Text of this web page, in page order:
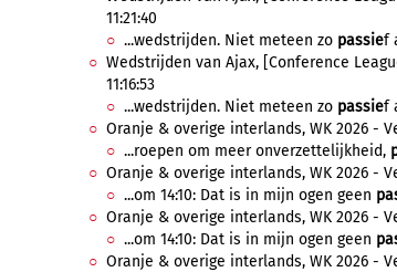
11:21:40
...wedstrijden. Niet meteen zo passief
Wedstrijden van Ajax, [Conference
11:16:53
...wedstrijden. Niet meteen zo passief
Oranje & overige interlands, WK 2026 -
...roepen om meer onverzettelijkheid,
Oranje & overige interlands, WK 2026 -
...om 14:10: Dat is in mijn ogen geen
Oranje & overige interlands, WK 2026 -
...om 14:10: Dat is in mijn ogen geen
Oranje & overige interlands, WK 2026 -